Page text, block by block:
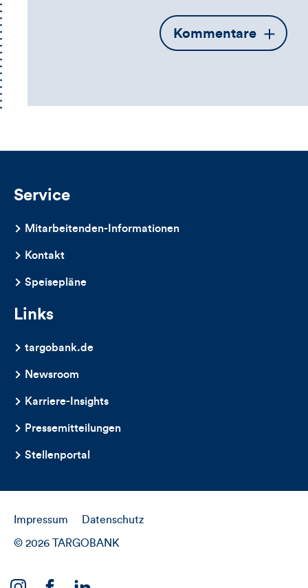
Öffnet
die
Kommentare
Service
Mitarbeitenden-Informationen
Kontakt
Speisepläne
Links
targobank.de
Newsroom
Karriere-Insights
Pressemitteilungen
Stellenportal
Impressum Datenschutz
© 2026 TARGOBANK